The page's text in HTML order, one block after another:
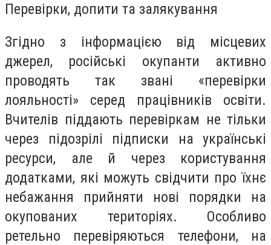
Перевірки, допити та залякування
Згідно з інформацією від місцевих
джерел, російські окупанти активно
проводять так звані «перевірки
лояльності» серед працівників освіти.
Вчителів піддають перевіркам не тільки
через підозрілі підписки на українські
ресурси, але й через користування
додатками, які можуть свідчити про їхнє
небажання прийняти нові порядки на
окупованих територіях. Особливо
ретельно перевіряються телефони, на